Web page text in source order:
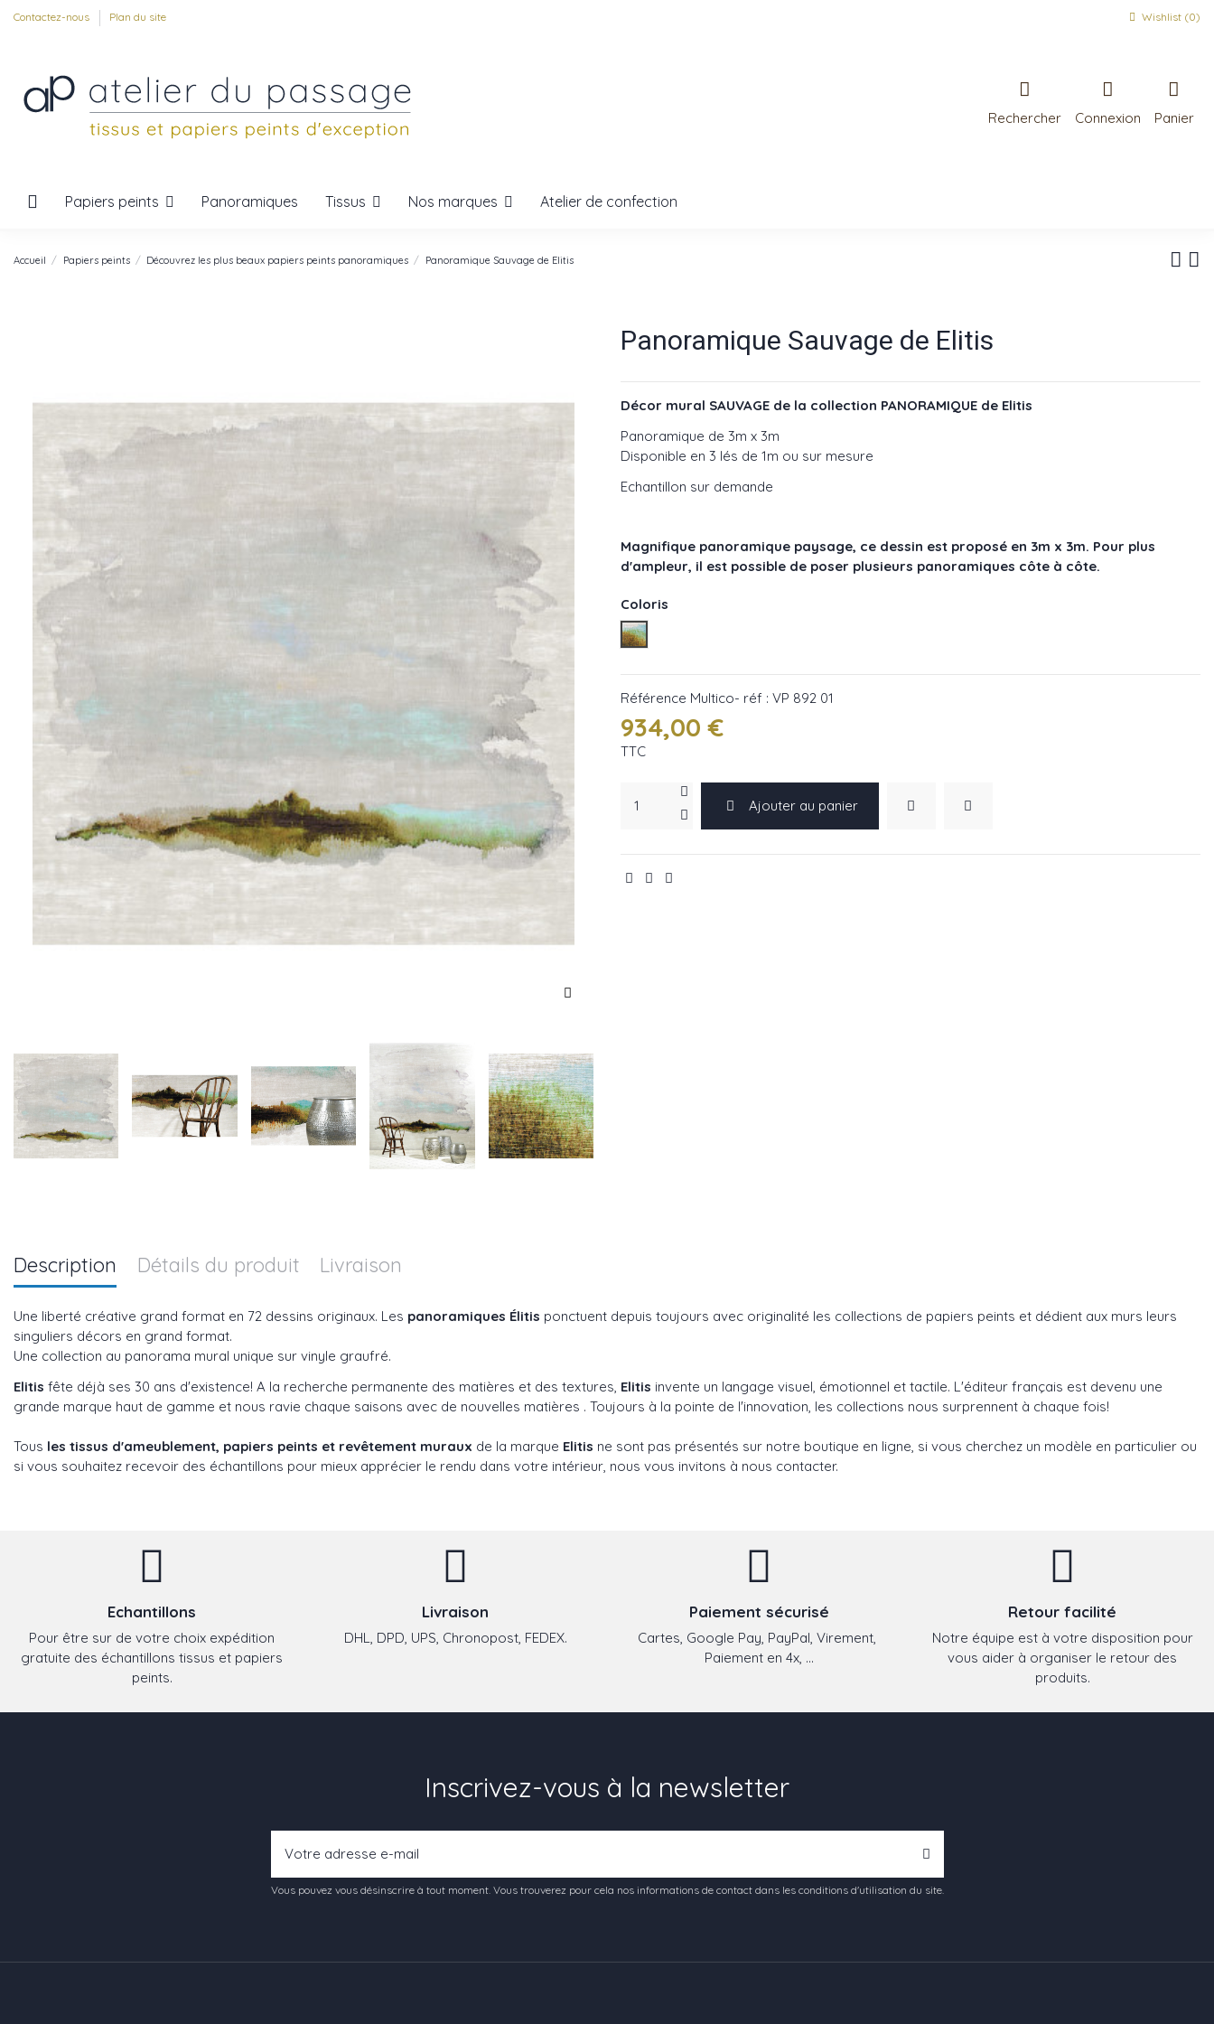
Contactez-nous Plan du site Wishlist (0)
Rechercher Connexion Panier
Papiers peints Panoramiques Tissus Nos marques Atelier de confection
Accueil Papiers peints Découvrez les plus beaux papiers peints panoramiques Panoramique Sauvage de Elitis
Panoramique Sauvage de Elitis
Décor mural SAUVAGE de la collection PANORAMIQUE de Elitis
Panoramique de 3m x 3m
Disponible en 3 lés de 1m ou sur mesure
Echantillon sur demande
Magnifique panoramique paysage, ce dessin est proposé en 3m x 3m. Pour plus
d'ampleur, il est possible de poser plusieurs panoramiques côte à côte.
Coloris
Multico- réf : VP 892 01
Référence Multico- réf : VP 892 01
934,00 €
TTC
Ajouter au panier
Description Détails du produit Livraison
Une liberté créative grand format en 72 dessins originaux. Les panoramiques Élitis ponctuent depuis toujours avec originalité les collections de papiers peints et dédient aux murs leurs
singuliers décors en grand format.
Une collection au panorama mural unique sur vinyle graufré.
Elitis fête déjà ses 30 ans d'existence! A la recherche permanente des matières et des textures, Elitis invente un langage visuel, émotionnel et tactile. L'éditeur français est devenu une
grande marque haut de gamme et nous ravie chaque saisons avec de nouvelles matières . Toujours à la pointe de l'innovation, les collections nous surprennent à chaque fois!
Tous les tissus d'ameublement, papiers peints et revêtement muraux de la marque Elitis ne sont pas présentés sur notre boutique en ligne, si vous cherchez un modèle en particulier ou
si vous souhaitez recevoir des échantillons pour mieux apprécier le rendu dans votre intérieur, nous vous invitons à nous contacter.
Echantillons
Pour être sur de votre choix expédition
gratuite des échantillons tissus et papiers
peints.
Livraison
DHL, DPD, UPS, Chronopost, FEDEX.
Paiement sécurisé
Cartes, Google Pay, PayPal, Virement,
Paiement en 4x, ...
Retour facilité
Notre équipe est à votre disposition pour
vous aider à organiser le retour des
produits.
Inscrivez-vous à la newsletter
Vous pouvez vous désinscrire à tout moment. Vous trouverez pour cela nos informations de contact dans les conditions d'utilisation du site.